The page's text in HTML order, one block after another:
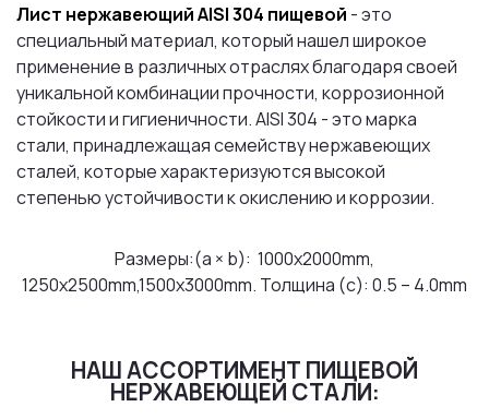
Лист нержавеющий AISI 304 пищевой - это
специальный материал, который нашел широкое
применение в различных отраслях благодаря своей
уникальной комбинации прочности, коррозионной
стойкости и гигиеничности. AISI 304 - это марка
стали, принадлежащая семейству нержавеющих
сталей, которые характеризуются высокой
степенью устойчивости к окислению и коррозии.
Размеры:(a × b): 1000x2000mm,
1250x2500mm,1500x3000mm. Толщина (с): 0.5 – 4.0mm
НАШ АССОРТИМЕНТ ПИЩЕВОЙ
НЕРЖАВЕЮЩЕЙ СТАЛИ: